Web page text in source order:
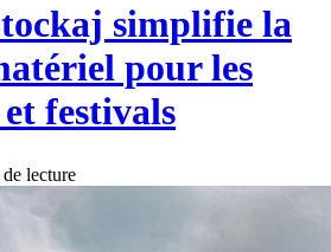
simplifie la
pour les
festivals
lecture